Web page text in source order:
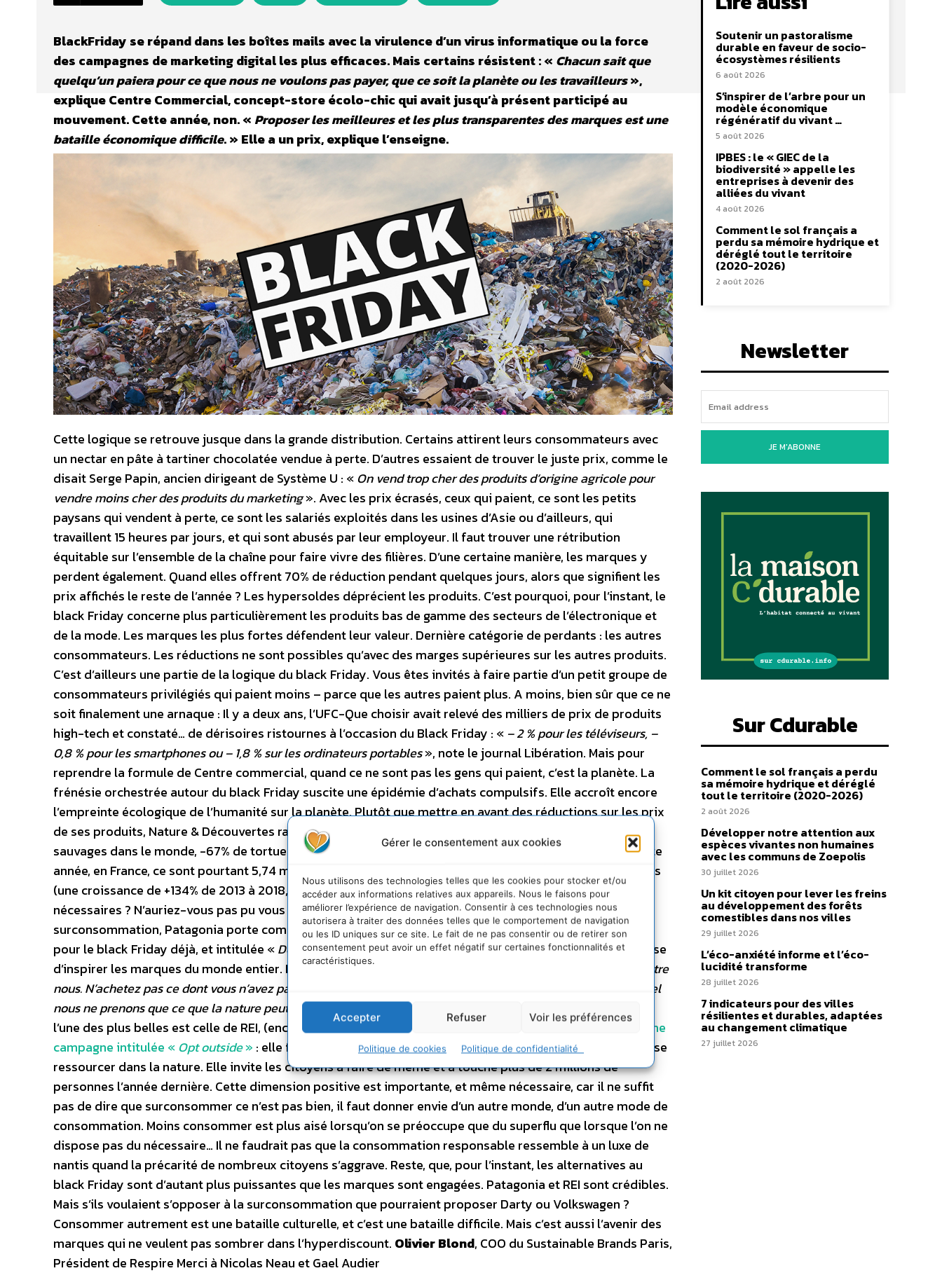
Gérer le consentement aux cookies
Nous utilisons des technologies telles que les cookies pour stocker et/ou
accéder aux informations relatives aux appareils. Nous le faisons pour
améliorer l’expérience de navigation. Consentir à ces technologies nous
autorisera à traiter des données telles que le comportement de navigation
ou les ID uniques sur ce site. Le fait de ne pas consentir ou de retirer son
consentement peut avoir un effet négatif sur certaines fonctionnalités et
caractéristiques.
Accepter Refuser Voir les préférences
Politique de cookies Politique de confidentialité
BlackFriday se répand dans les boîtes mails avec la virulence d’un virus informatique ou la force
des campagnes de marketing digital les plus efficaces. Mais certains résistent : « Chacun sait que
quelqu’un paiera pour ce que nous ne voulons pas payer, que ce soit la planète ou les travailleurs»,
explique Centre Commercial, concept-store écolo-chic qui avait jusqu’à présent participé au
mouvement. Cette année, non. « Proposer les meilleures et les plus transparentes des marques est une
bataille économique difficile. » Elle a un prix, explique l’enseigne.
Cette logique se retrouve jusque dans la grande distribution. Certains attirent leurs consommateurs avec
un nectar en pâte à tartiner chocolatée vendue à perte. D’autres essaient de trouver le juste prix, comme le
disait Serge Papin, ancien dirigeant de Système U : « On vend trop cher des produits d’origine agricole pour
vendre moins cher des produits du marketing». Avec les prix écrasés, ceux qui paient, ce sont les petits
paysans qui vendent à perte, ce sont les salariés exploités dans les usines d’Asie ou d’ailleurs, qui
travaillent 15 heures par jours, et qui sont abusés par leur employeur. Il faut trouver une rétribution
équitable sur l’ensemble de la chaîne pour faire vivre des filières. D’une certaine manière, les marques y
perdent également. Quand elles offrent 70% de réduction pendant quelques jours, alors que signifient les
prix affichés le reste de l’année ? Les hypersoldes déprécient les produits. C’est pourquoi, pour l’instant, le
black Friday concerne plus particulièrement les produits bas de gamme des secteurs de l’électronique et
de la mode. Les marques les plus fortes défendent leur valeur. Dernière catégorie de perdants : les autres
consommateurs. Les réductions ne sont possibles qu’avec des marges supérieures sur les autres produits.
C’est d’ailleurs une partie de la logique du black Friday. Vous êtes invités à faire partie d’un petit groupe de
consommateurs privilégiés qui paient moins – parce que les autres paient plus. A moins, bien sûr que ce ne
soit finalement une arnaque : Il y a deux ans, l’UFC-Que choisir avait relevé des milliers de prix de produits
high-tech et constaté… de dérisoires ristournes à l’occasion du Black Friday : « – 2 % pour les téléviseurs, –
0,8 % pour les smartphones ou – 1,8 % sur les ordinateurs portables», note le journal Libération. Mais pour
reprendre la formule de Centre commercial, quand ce ne sont pas les gens qui paient, c’est la planète. La
frénésie orchestrée autour du black Friday suscite une épidémie d’achats compulsifs. Elle accroît encore
l’empreinte écologique de l’humanité sur la planète. Plutôt que mettre en avant des réductions sur les prix
de ses produits, Nature & Découvertes rappelle ainsi les «
» : -58% d’animaux
sauvages dans le monde, -67% de tortues vertes dans le monde, -90% de requins en Méditerranée, … Cette
année, en France, ce sont pourtant 5,74 milliards d’euros de dépenses qui sont attendus en quelques jours
(une croissance de +134% de 2013 à 2018, selon le Center for retail research). Ces achats sont-ils
nécessaires ? N’auriez-vous pas pu vous en passer ? Au premier rang des marques engagées contre la
surconsommation, Patagonia porte comme étendard une page publiée dans le New York Times, en 2011,
pour le black Friday déjà, et intitulée «Don’t buy this jacket». La campagne est devenue culte, elle ne cesse
d’inspirer les marques du monde entier. Elle se conclue par ces mots. «
Il y a tant à faire, pour chacun d’entre
nous. N’achetez pas ce dont vous n’avez pas besoin et rejoignez-nous pour re-imaginer un monde dans lequel
nous ne prenons que ce que la nature peut remplacer.» Parmi les nombreuses propositions alternatives,
l’une des plus belles est celle de REI, (encore) une marque d’équipements outdoors.REI a lancé en 2015 une
campagne intitulée « Opt outside» : elle ferme ses magasins le vendredi et paie ses employés pour aller se
ressourcer dans la nature. Elle invite les citoyens à faire de même et a touché plus de 2 millions de
personnes l’année dernière. Cette dimension positive est importante, et même nécessaire, car il ne suffit
pas de dire que surconsommer ce n’est pas bien, il faut donner envie d’un autre monde, d’un autre mode de
consommation. Moins consommer est plus aisé lorsqu’on se préoccupe que du superflu que lorsque l’on ne
dispose pas du nécessaire… Il ne faudrait pas que la consommation responsable ressemble à un luxe de
nantis quand la précarité de nombreux citoyens s’aggrave. Reste, que, pour l’instant, les alternatives au
black Friday sont d’autant plus puissantes que les marques sont engagées. Patagonia et REI sont crédibles.
Mais s’ils voulaient s’opposer à la surconsommation que pourraient proposer Darty ou Volkswagen ?
Consommer autrement est une bataille culturelle, et c’est une bataille difficile. Mais c’est aussi l’avenir des
marques qui ne veulent pas sombrer dans l’hyperdiscount. Olivier Blond, COO du Sustainable Brands Paris,
Président de Respire Merci à Nicolas Neau et Gael Audier
Soutenir un pastoralisme
durable en faveur de socio-
écosystèmes résilients
6 août 2026
S’inspirer de l’arbre pour un
modèle économique
régénératif du vivant …
5 août 2026
IPBES : le « GIEC de la
biodiversité » appelle les
entreprises à devenir des
alliées du vivant
4 août 2026
Comment le sol français a
perdu sa mémoire hydrique et
déréglé tout le territoire
(2020-2026)
2 août 2026
Newsletter
JE M'ABONNE
Sur Cdurable
Comment le sol français a perdu
sa mémoire hydrique et déréglé
tout le territoire (2020-2026)
2 août 2026
Développer notre attention aux
espèces vivantes non humaines
avec les communs de Zoepolis
30 juillet 2026
Un kit citoyen pour lever les freins
au développement des forêts
comestibles dans nos villes
29 juillet 2026
L’éco-anxiété informe et l’éco-
lucidité transforme
28 juillet 2026
7 indicateurs pour des villes
résilientes et durables, adaptées
au changement climatique
27 juillet 2026